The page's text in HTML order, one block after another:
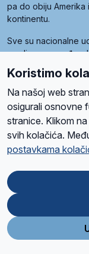
pa do obiju Amerika
kontinentu.
Sve su nacionalne
zemljama, a
pod nazivom
Radio Maria).
kojima je i hrvatska
O namaRadio
Ova stranica je
Store
Koristimo
Na našoj web
osigurali osnovne
stranice. Klikom
svih kolačića.
postavkama